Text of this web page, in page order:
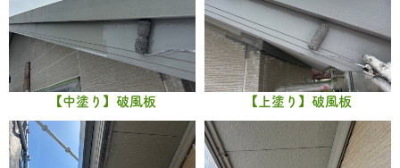
【中塗り】破風板 【上塗り】破風板